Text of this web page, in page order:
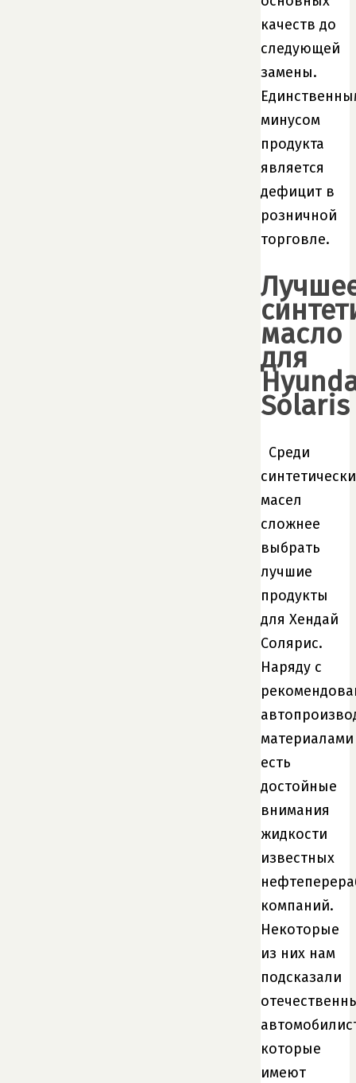
качеств до
следующей
замены.
минусом
продукта
является
дефицит в
розничной
торговле.
масло
для
Solaris
Среди
масел
сложнее
выбрать
лучшие
продукты
для Хендай
Солярис.
Наряду с
материалами
есть
достойные
внимания
жидкости
известных
компаний.
Некоторые
из них нам
подсказали
которые
имеют